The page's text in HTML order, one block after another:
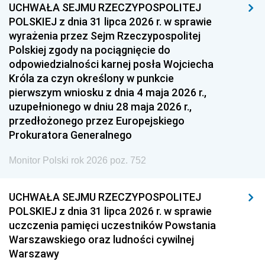
UCHWAŁA SEJMU RZECZYPOSPOLITEJ
POLSKIEJ z dnia 31 lipca 2026 r. w sprawie
wyrażenia przez Sejm Rzeczypospolitej
Polskiej zgody na pociągnięcie do
odpowiedzialności karnej posła Wojciecha
Króla za czyn określony w punkcie
pierwszym wniosku z dnia 4 maja 2026 r.,
uzupełnionego w dniu 28 maja 2026 r.,
przedłożonego przez Europejskiego
Prokuratora Generalnego
Monitor Polski rok 2026 poz. 752
UCHWAŁA SEJMU RZECZYPOSPOLITEJ
POLSKIEJ z dnia 31 lipca 2026 r. w sprawie
uczczenia pamięci uczestników Powstania
Warszawskiego oraz ludności cywilnej
Warszawy